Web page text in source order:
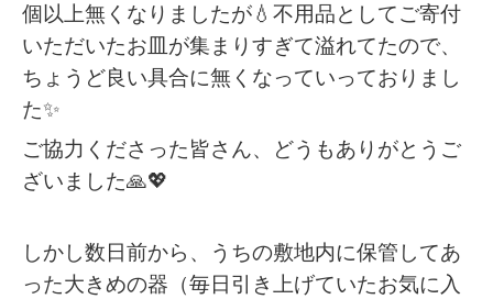
個以上無くなりましたが💧不用品としてご寄付
いただいたお皿が集まりすぎて溢れてたので、
ちょうど良い具合に無くなっていっておりまし
た✨
ご協力くださった皆さん、どうもありがとうご
ざいました🙏💖
しかし数日前から、うちの敷地内に保管してあ
った大きめの器（毎日引き上げていたお気に入